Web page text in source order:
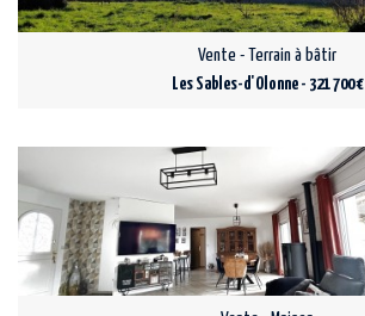
Vente - Terrain à bâtir
Les Sables-d'Olonne - 321 700 €